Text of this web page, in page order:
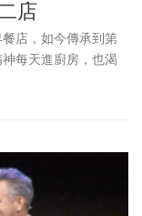
店
店，如今傳承到第
每天進廚房，也渴